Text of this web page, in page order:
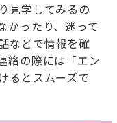
見学してみるの
かったり、迷って
などで情報を確
絡の際には「エン
るとスムーズで